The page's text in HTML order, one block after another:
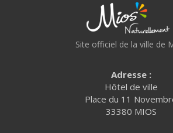
Site officiel de la ville de
Adresse :
Hôtel de ville
Place du 11
33380 MIOS